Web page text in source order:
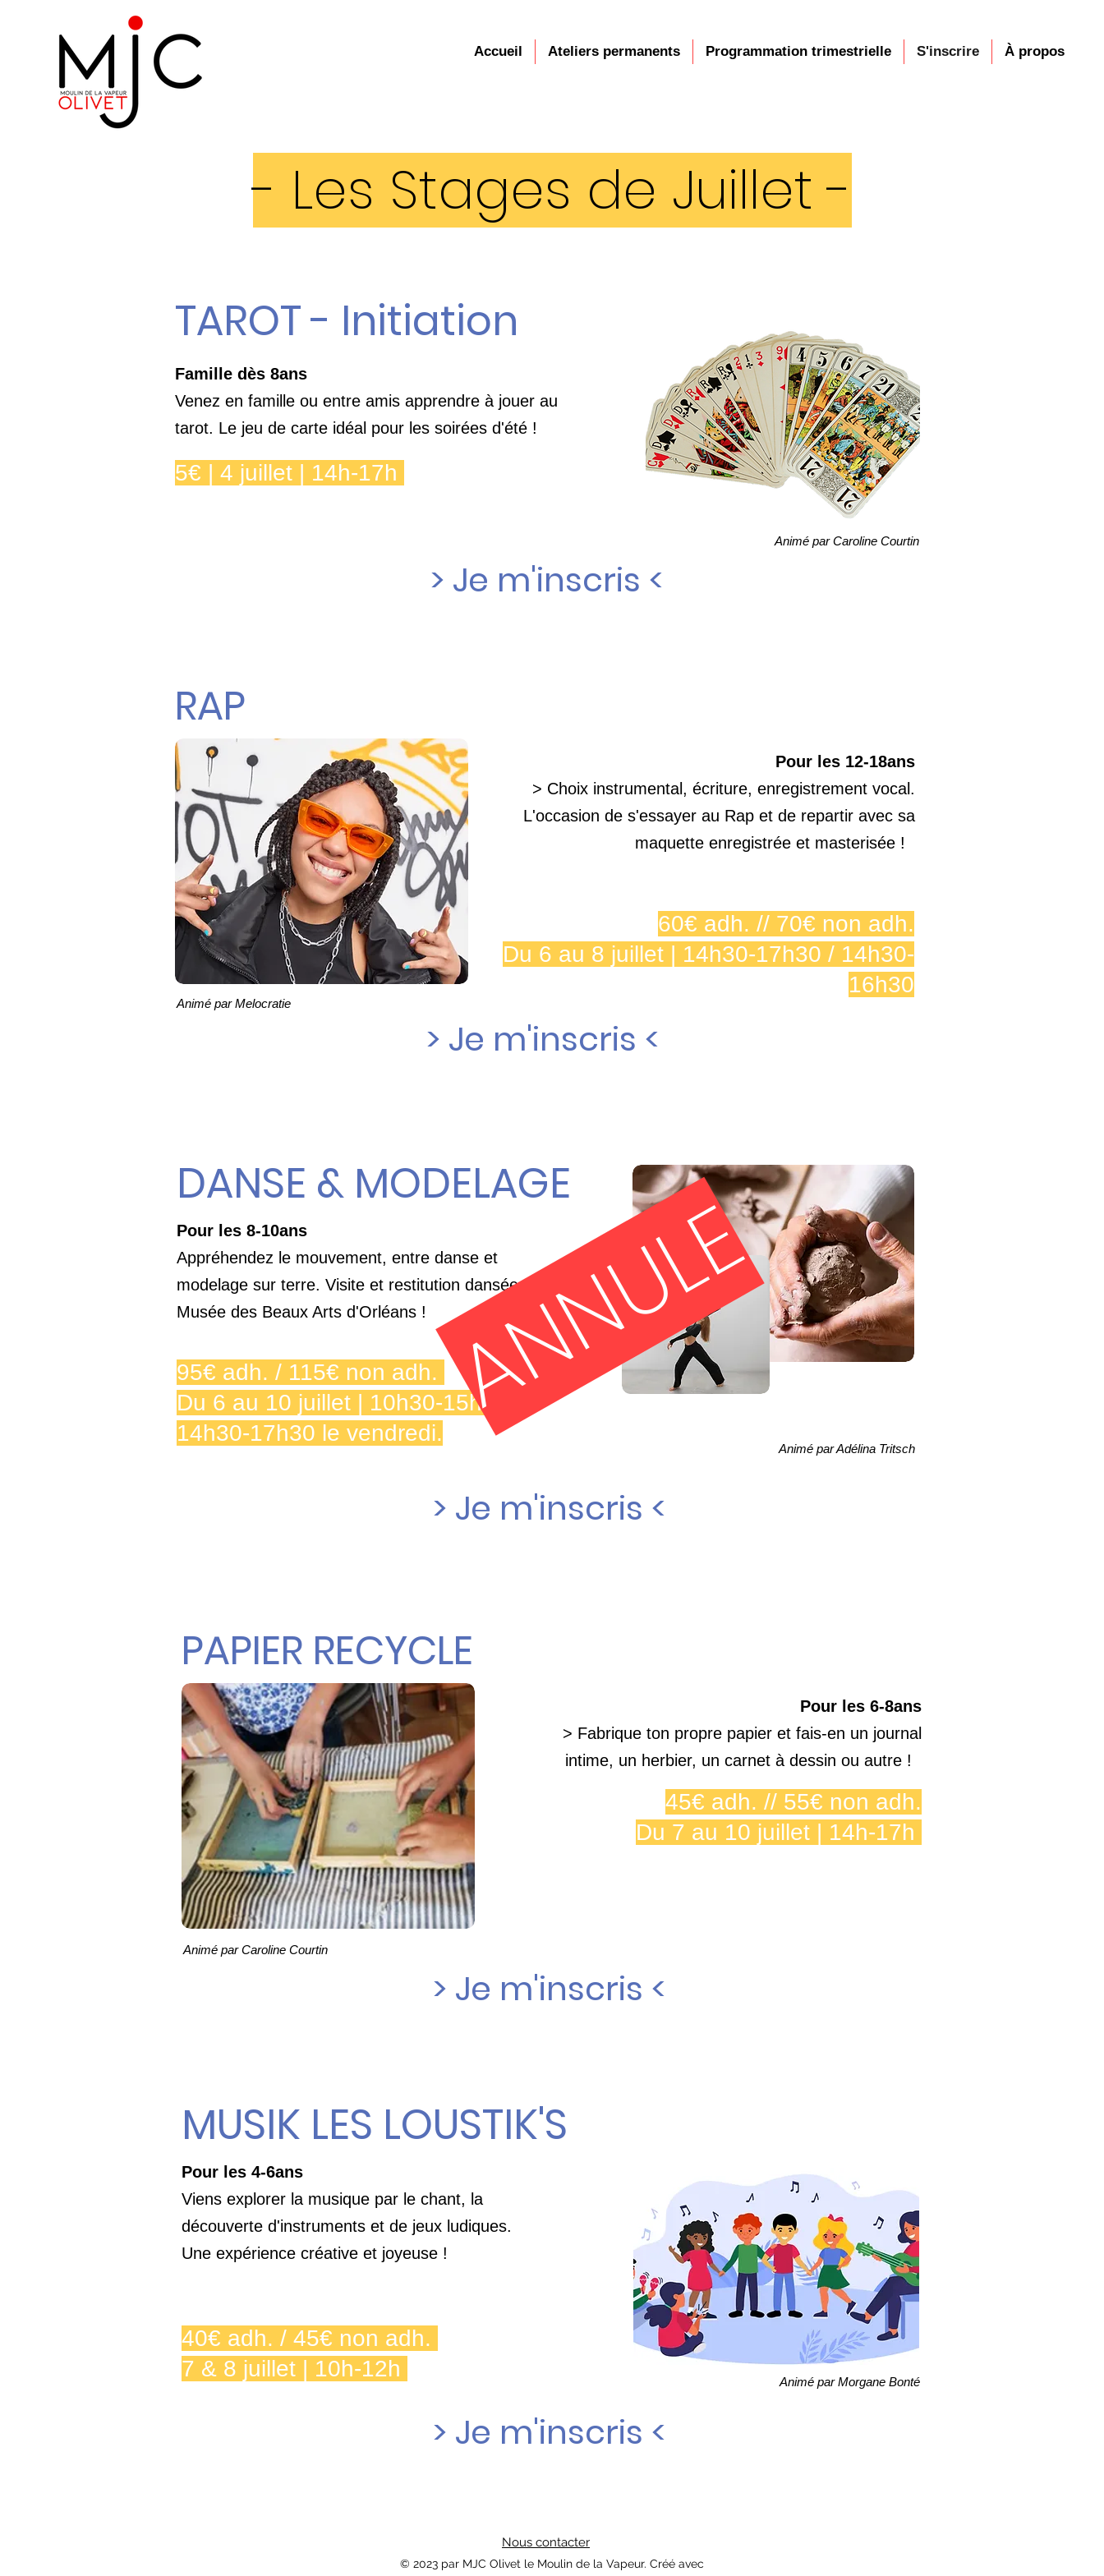
Accueil Ateliers permanents Programmation trimestrielle S'inscrire À propos
- Les Stages de Juillet -
TAROT - Initiation
Famille dès 8ans
Venez en famille ou entre amis apprendre à jouer au
tarot. Le jeu de carte idéal pour les soirées d'été !
5€ | 4 juillet | 14h-17h
Animé par Caroline Courtin
> Je m'inscris <
RAP
Animé par Melocratie
Pour les 12-18ans
> Choix instrumental, écriture, enregistrement vocal.
L'occasion de s'essayer au Rap et de repartir avec sa
maquette enregistrée et masterisée !
60€ adh. // 70€ non adh.
Du 6 au 8 juillet | 14h30-17h30 / 14h30-
16h30
> Je m'inscris <
DANSE & MODELAGE
Pour les 8-10ans
Appréhendez le mouvement, entre danse et
modelage sur terre. Visite et restitution dansée au
Musée des Beaux Arts d'Orléans !
Animé par Adélina Tritsch
95€ adh. / 115€ non adh.
Du 6 au 10 juillet | 10h30-15h30 /
14h30-17h30 le vendredi.ANNULE
> Je m'inscris <
PAPIER RECYCLE
Pour les 6-8ans
> Fabrique ton propre papier et fais-en un journal
intime, un herbier, un carnet à dessin ou autre !
45€ adh. // 55€ non adh.
Du 7 au 10 juillet | 14h-17h
Animé par Caroline Courtin
> Je m'inscris <
MUSIK LES LOUSTIK'S
Pour les 4-6ans
Viens explorer la musique par le chant, la
découverte d'instruments et de jeux ludiques.
Une expérience créative et joyeuse !
Animé par Morgane Bonté
40€ adh. / 45€ non adh.
7 & 8 juillet | 10h-12h
> Je m'inscris <
Nous contacter
© 2023 par MJC Olivet le Moulin de la Vapeur. Créé avec